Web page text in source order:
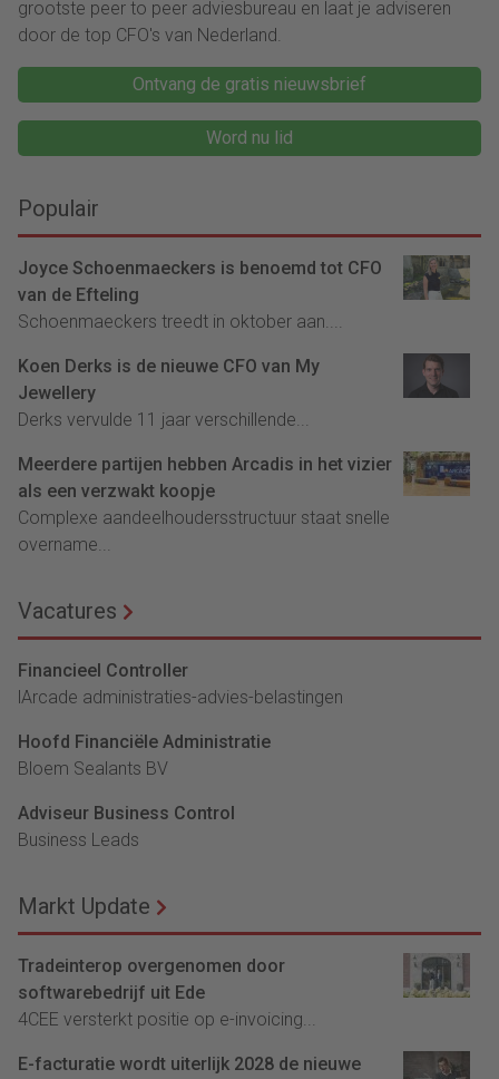
grootste peer to peer adviesbureau en laat je adviseren
door de top CFO's van Nederland.
Ontvang de gratis nieuwsbrief
Word nu lid
Populair
Joyce Schoenmaeckers is benoemd tot CFO
van de Efteling
Schoenmaeckers treedt in oktober aan....
Koen Derks is de nieuwe CFO van My
Jewellery
Derks vervulde 11 jaar verschillende...
Meerdere partijen hebben Arcadis in het vizier
als een verzwakt koopje
Complexe aandeelhoudersstructuur staat snelle
overname...
Vacatures
Financieel Controller
lArcade administraties-advies-belastingen
Hoofd Financiële Administratie
Bloem Sealants BV
Adviseur Business Control
Business Leads
Markt Update
Tradeinterop overgenomen door
softwarebedrijf uit Ede
4CEE versterkt positie op e-invoicing...
E-facturatie wordt uiterlijk 2028 de nieuwe